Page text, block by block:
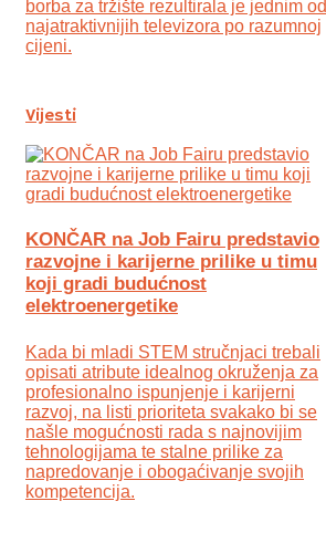
borba za tržište rezultirala je jednim od
najatraktivnijih televizora po razumnoj
cijeni.
Vijesti
KONČAR na Job Fairu predstavio
razvojne i karijerne prilike u timu
koji gradi budućnost
elektroenergetike
Kada bi mladi STEM stručnjaci trebali
opisati atribute idealnog okruženja za
profesionalno ispunjenje i karijerni
razvoj, na listi prioriteta svakako bi se
našle mogućnosti rada s najnovijim
tehnologijama te stalne prilike za
napredovanje i obogaćivanje svojih
kompetencija.